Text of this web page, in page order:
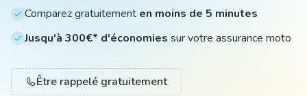
Moto
Comparez gratuitement en moins de 5 minutes
Jusqu'à 300€* d'économies sur votre assurance moto
Être rappelé gratuitement